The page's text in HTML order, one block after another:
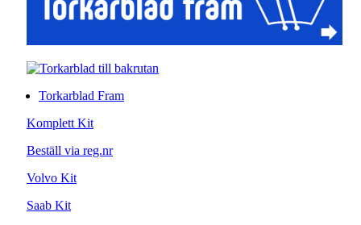
Torkarblad Fram
Komplett Kit
Beställ via reg.nr
Volvo Kit
Saab Kit